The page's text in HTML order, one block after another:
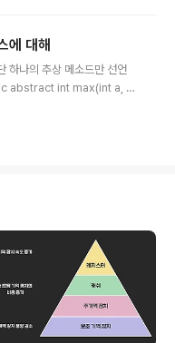
자바는
객체를
객체 즉
운영
에 대해
나의 추상 메소드만 선언
abstract int max(int a, in
메소드로 선언해두면 람다